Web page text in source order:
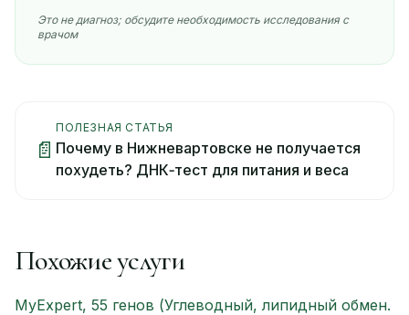
Это не диагноз; обсудите необходимость исследования с
врачом
📄
ПОЛЕЗНАЯ СТАТЬЯ
Почему в Нижневартовске не получается
похудеть? ДНК‑тест для питания и веса
Похожие услуги
MyExpert, 55 генов (Углеводный, липидный обмен.